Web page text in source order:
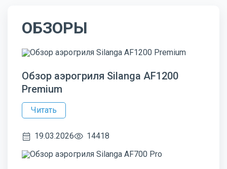
ОБЗОРЫ
Обзор аэрогриля Silanga AF1200
Premium
Читать
19.03.2026 14418